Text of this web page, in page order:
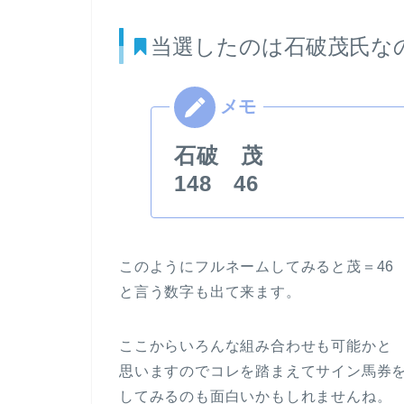
当選したのは石破茂氏な
石破 茂
148 46
このようにフルネームしてみると茂＝46
と言う数字も出て来ます。
ここからいろんな組み合わせも可能かと
思いますのでコレを踏まえてサイン馬券
してみるのも面白いかもしれませんね。